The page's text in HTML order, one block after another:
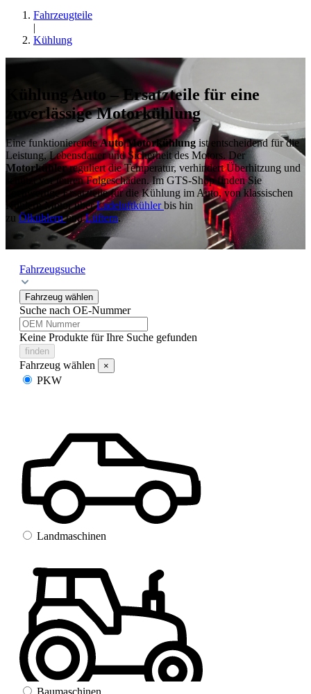
Fahrzeugteile
|
Kühlung
Kühlung Auto – Ersatzteile für eine
zuverlässige Motorkühlung
Eine funktionierendeAuto Motorkühlung ist entscheidend für die
Leistung, Lebensdauer und Sicherheit des Motors. Der
Motorkühlerreguliert die Temperatur, verhindert Überhitzung und
schützt vor teuren Folgeschäden. Im GTS-Shop finden Sie
hochwertige Ersatzteile für die Kühlung im Auto, von klassischen
Kühlern Motor überLadeluftkühlerbis hin
zuÖlkühlernundLüftern.
Fahrzeugsuche
Fahrzeug wählen
Suche nach OE-Nummer
Keine Produkte für Ihre Suche gefunden
finden
Fahrzeug wählen ×
PKW
Landmaschinen
Baumaschinen